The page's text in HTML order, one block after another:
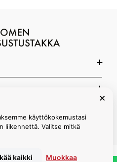
×
käyttökokemustasi
liikennettä. Valitse mitkä
kaikki Muokkaa